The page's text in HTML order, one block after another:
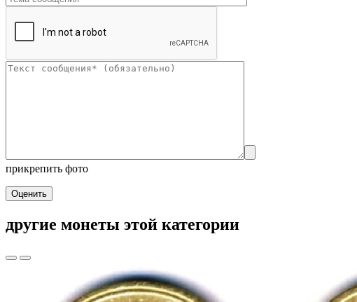
прикрепить фото
Оценить
другие монеты этой категории